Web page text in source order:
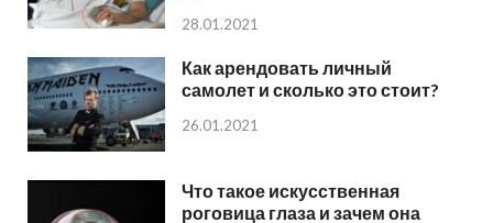
28.01.2021
Как арендовать личный
самолет и сколько это стоит?
26.01.2021
Что такое искусственная
роговица глаза и зачем она